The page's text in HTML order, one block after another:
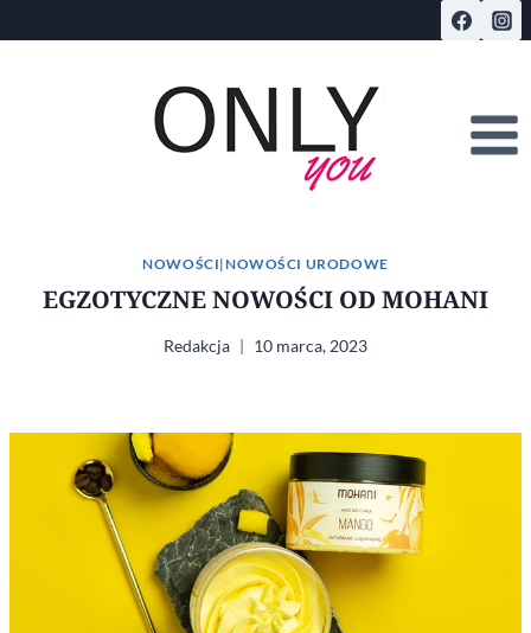
do
NOWOŚCI|NOWOŚCI URODOWE
EGZOTYCZNE NOWOŚCI OD MOHANI
Redakcja 10 marca, 2023